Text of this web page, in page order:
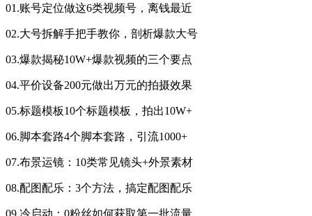
01.账号定位做这6类视频号，离钱最近
02.大号拆解手把手教你，剖析爆款大号
03.爆款揭秘10W+爆款视频的三个要点
04.平价设备200元做出万元的拍摄效果
05.标题模板10个标题模板，拍出10W+
06.脚本套路4个脚本套路，引流1000+
07.布景运镜：10类常见镜头+外景素材
08.配图配乐：3个方法，搞定配图配乐
09.冷启动：0粉丝如何获取第一批流量